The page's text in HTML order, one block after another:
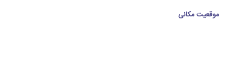
موقعیت مکانی